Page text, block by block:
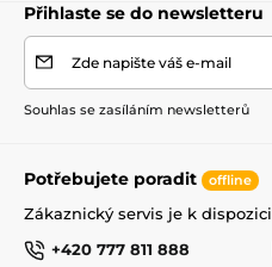
Přihlaste se do newsletteru
Zde napište váš e-mail
Souhlas se zasíláním newsletterů
Potřebujete poradit offline
Zákaznický servis je k dispozici
+420 777 811 888